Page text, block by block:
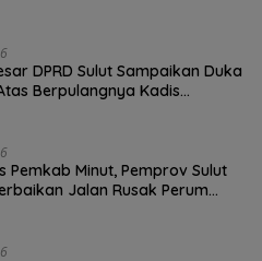
DPRD Sulut Sampaikan Duka
Berpulangnya Kadis
Pemkab Minut, Pemprov Sulut
Jalan Rusak Perum